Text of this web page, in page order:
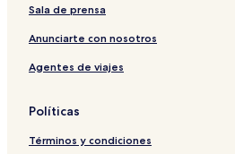
Sala de prensa
Anunciarte con nosotros
Agentes de viajes
Políticas
Términos y condiciones